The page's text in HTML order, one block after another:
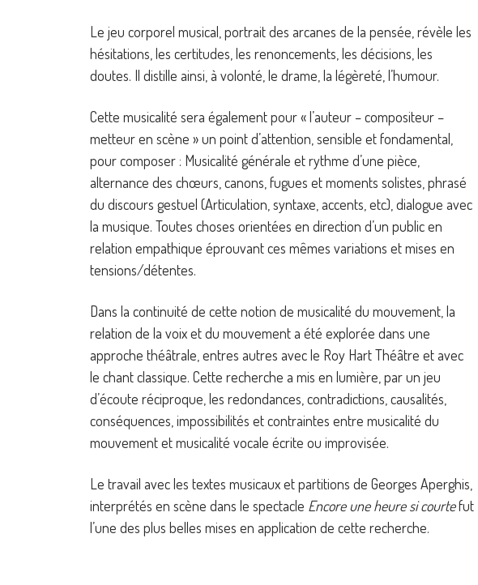
Le jeu corporel musical, portrait des arcanes de la pensée, révèle les
hésitations, les certitudes, les renoncements, les décisions, les
doutes. Il distille ainsi, à volonté, le drame, la légèreté, l’humour.
Cette musicalité sera également pour « l’auteur – compositeur –
metteur en scène » un point d’attention, sensible et fondamental,
pour composer : Musicalité générale et rythme d’une pièce,
alternance des chœurs, canons, fugues et moments solistes, phrasé
du discours gestuel (Articulation, syntaxe, accents, etc), dialogue avec
la musique. Toutes choses orientées en direction d’un public en
relation empathique éprouvant ces mêmes variations et mises en
tensions/détentes.
Dans la continuité de cette notion de musicalité du mouvement, la
relation de la voix et du mouvement a été explorée dans une
approche théâtrale, entres autres avec le Roy Hart Théâtre et avec
le chant classique. Cette recherche a mis en lumière, par un jeu
d’écoute réciproque, les redondances, contradictions, causalités,
conséquences, impossibilités et contraintes entre musicalité du
mouvement et musicalité vocale écrite ou improvisée.
Le travail avec les textes musicaux et partitions de Georges Aperghis,
interprétés en scène dans le spectacle Encore une heure si courtefut
l’une des plus belles mises en application de cette recherche.